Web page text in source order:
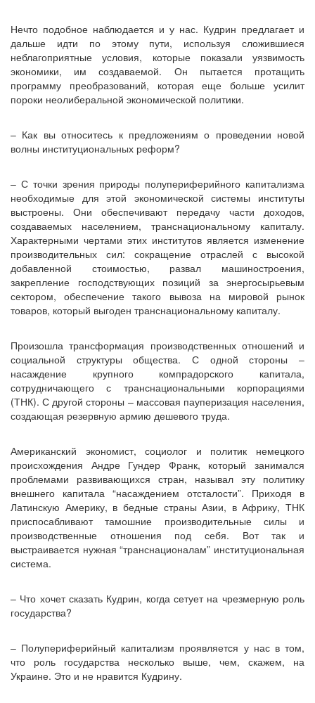
Нечто подобное наблюдается и у нас. Кудрин предлагает и
дальше идти по этому пути, используя сложившиеся
неблагоприятные условия, которые показали уязвимость
экономики, им создаваемой. Он пытается протащить
программу преобразований, которая еще больше усилит
пороки неолиберальной экономической политики.
– Как вы относитесь к предложениям о проведении новой
волны институциональных реформ?
– С точки зрения природы полупериферийного капитализма
необходимые для этой экономической системы институты
выстроены. Они обеспечивают передачу части доходов,
создаваемых населением, транснациональному капиталу.
Характерными чертами этих институтов является изменение
производительных сил: сокращение отраслей с высокой
добавленной стоимостью, развал машиностроения,
закрепление господствующих позиций за энергосырьевым
сектором, обеспечение такого вывоза на мировой рынок
товаров, который выгоден транснациональному капиталу.
Произошла трансформация производственных отношений и
социальной структуры общества. С одной стороны –
насаждение крупного компрадорского капитала,
сотрудничающего с транснациональными корпорациями
(ТНК). С другой стороны – массовая пауперизация населения,
создающая резервную армию дешевого труда.
Американский экономист, социолог и политик немецкого
происхождения Андре Гундер Франк, который занимался
проблемами развивающихся стран, называл эту политику
внешнего капитала “насаждением отсталости”. Приходя в
Латинскую Америку, в бедные страны Азии, в Африку, ТНК
приспосабливают тамошние производительные силы и
производственные отношения под себя. Вот так и
выстраивается нужная “транснационалам” институциональная
система.
– Что хочет сказать Кудрин, когда сетует на чрезмерную роль
государства?
– Полупериферийный капитализм проявляется у нас в том,
что роль государства несколько выше, чем, скажем, на
Украине. Это и не нравится Кудрину.